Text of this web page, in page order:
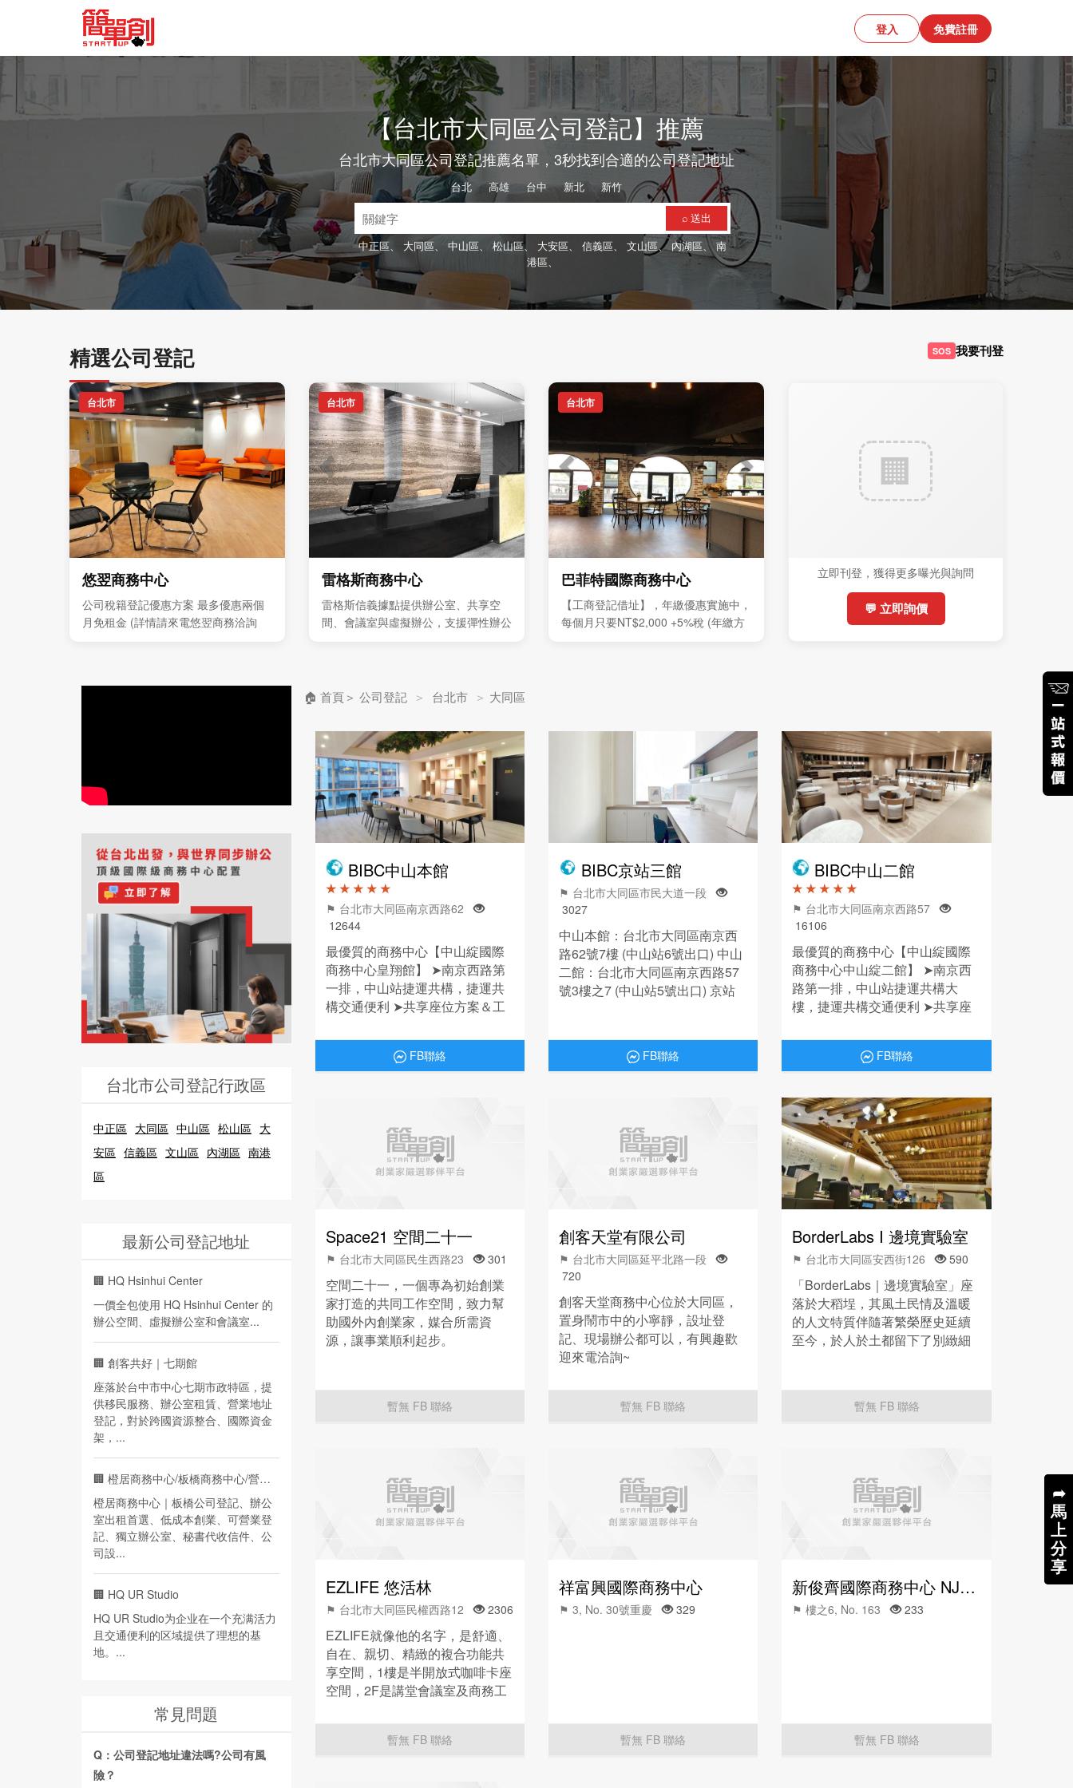
登入 免費註冊
➦
馬
上
分
享
➦
馬
上
分
享
【台北市大同區公司登記】推薦
台北市大同區公司登記推薦名單，3秒找到合適的公司登記地址
台北 、高雄 、台中、新北 、新竹
⌕ 送出
中正區、 大同區、 中山區、 松山區、 大安區、 信義區、 文山區、 內湖區、 南
港區、
精選公司登記 SOS 我要刊登
台北市
悠翌商務中心
公司稅籍登記優惠方案 最多優惠兩個
月免租金 (詳情請來電悠翌商務洽詢
台北市
雷格斯商務中心
雷格斯信義據點提供辦公室、共享空
間、會議室與虛擬辦公，支援彈性辦公
台北市
巴菲特國際商務中心
【工商登記借址】，年繳優惠實施中，
每個月只要NT$2,000 +5%稅 (年繳方
立即刊登，獲得更多曝光與詢問
💬 立即詢價
台北市公司登記行政區
中正區 大同區 中山區 松山區 大
安區 信義區 文山區 內湖區 南港
區
最新公司登記地址
🏢 HQ Hsinhui Center
一價全包使用 HQ Hsinhui Center 的
辦公空間、虛擬辦公室和會議室...
🏢 創客共好｜七期館
座落於台中市中心七期市政特區，提
供移民服務、辦公室租賃、營業地址
登記，對於跨國資源整合、國際資金
架，...
🏢 橙居商務中心/板橋商務中心/營業登記
橙居商務中心｜板橋公司登記、辦公
室出租首選、低成本創業、可營業登
記、獨立辦公室、秘書代收信件、公
司設...
🏢 HQ UR Studio
HQ UR Studio为企业在一个充满活力
且交通便利的区域提供了理想的基
地。...
常見問題
Q：公司登記地址違法嗎?公司有風
險？
🏠 首頁＞ 公司登記 ＞ 台北市 ＞ 大同區
BIBC中山本館
★ ★ ★ ★ ★
⚑ 台北市大同區南京西路62
12644
最優質的商務中心【中山綻國際
商務中心皇翔館】 ➤南京西路第
一排，中山站捷運共構，捷運共
構交通便利 ➤共享座位方案＆工
歡迎網線上預約或是電話預約~滿
足創業者所有需求FB聯絡
BIBC京站三館
⚑ 台北市大同區市民大道一段
3027
中山本館：台北市大同區南京西
路62號7樓 (中山站6號出口) 中山
二館：台北市大同區南京西路57
號3樓之7 (中山站5號出口) 京站
FB聯絡
BIBC中山二館
★ ★ ★ ★ ★
⚑ 台北市大同區南京西路57
16106
最優質的商務中心【中山綻國際
商務中心中山綻二館】 ➤南京西
路第一排，中山站捷運共構大
樓，捷運共構交通便利 ➤共享座
等服務項目 歡迎網線上預約或是
電話預約~滿足創業者所有
FB聯絡
Space21 空間二十一
⚑ 台北市大同區民生西路23 301
空間二十一，一個專為初始創業
家打造的共同工作空間，致力幫
助國外內創業家，媒合所需資
源，讓事業順利起步。
暫無 FB 聯絡
創客天堂有限公司
⚑ 台北市大同區延平北路一段
720
創客天堂商務中心位於大同區，
置身鬧市中的小寧靜，設址登
記、現場辦公都可以，有興趣歡
迎來電洽詢~
暫無 FB 聯絡
BorderLabs I 邊境實驗室
⚑ 台北市大同區安西街126 590
「BorderLabs｜邊境實驗室」座
落於大稻埕，其風土民情及溫暖
的人文特質伴隨著繁榮歷史延續
至今，於人於土都留下了別緻細
暫無 FB 聯絡
EZLIFE 悠活林
⚑ 台北市大同區民權西路12 2306
EZLIFE就像他的名字，是舒適、
自在、親切、精緻的複合功能共
享空間，1樓是半開放式咖啡卡座
空間，2F是講堂會議室及商務工
暫無 FB 聯絡
祥富興國際商務中心
⚑ 3, No. 30號重慶 329
暫無 FB 聯絡
新俊齊國際商務中心 NJC Business Center
⚑ 樓之6, No. 163 233
暫無 FB 聯絡